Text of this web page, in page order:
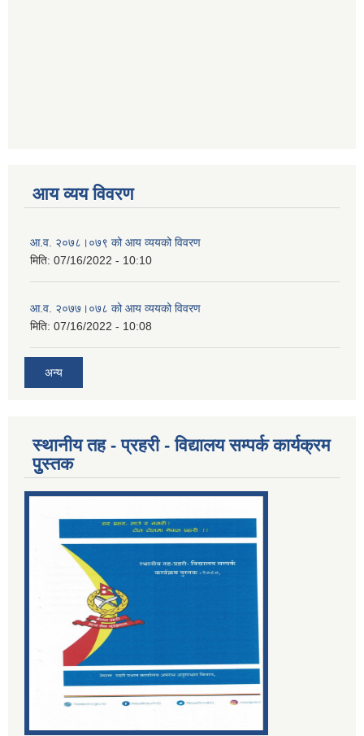
आय व्यय विवरण
आ.व. २०७८।०७९ को आय व्ययको विवरण
मिति: 07/16/2022 - 10:10
आ.व. २०७७।०७८ को आय व्ययको विवरण
मिति: 07/16/2022 - 10:08
अन्य
स्थानीय तह - प्रहरी - विद्यालय सम्पर्क कार्यक्रम
पुुस्तक